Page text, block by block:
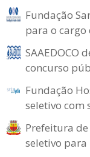
Fundação
para o cargo
SAAEDOCO
concurso
Fundação
seletivo com
Prefeitura
seletivo